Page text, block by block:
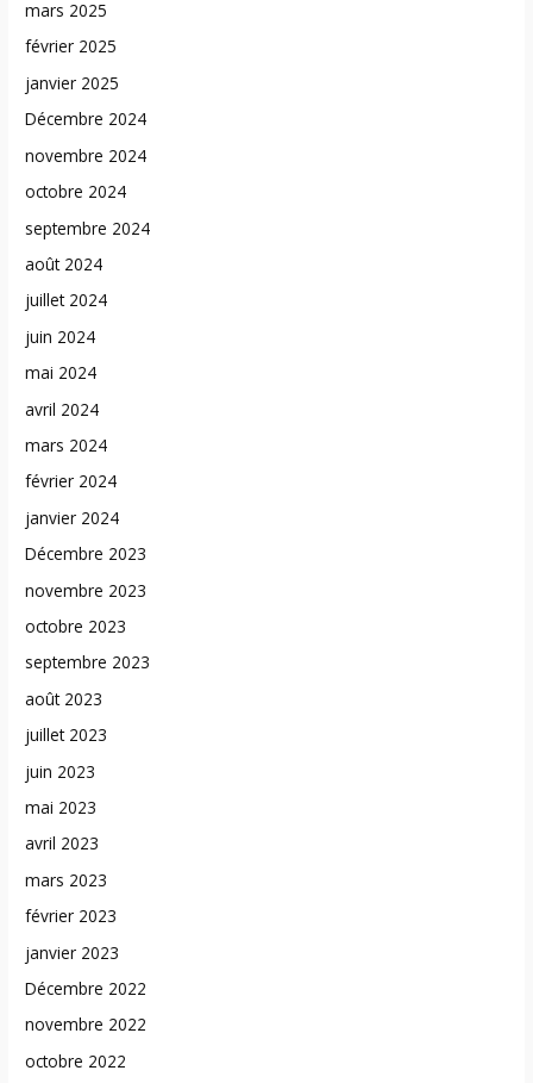
mars 2025
février 2025
janvier 2025
Décembre 2024
novembre 2024
octobre 2024
septembre 2024
août 2024
juillet 2024
juin 2024
mai 2024
avril 2024
mars 2024
février 2024
janvier 2024
Décembre 2023
novembre 2023
octobre 2023
septembre 2023
août 2023
juillet 2023
juin 2023
mai 2023
avril 2023
mars 2023
février 2023
janvier 2023
Décembre 2022
novembre 2022
octobre 2022